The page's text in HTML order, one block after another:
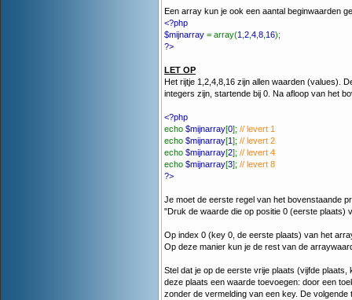
Een array kun je ook een aantal beginwaarden
<?php
$mijnarray = array(1 2 4 8 16);
?>
LET OP
Het rijtje 1,2,4,8,16 zijn allen waarden (values).
integers zijn, startende bij 0. Na afloop van het
<?php
echo $mijnarray[0]; // levert 1
echo $mijnarray[1]; // levert 2
echo $mijnarray[2]; // levert 4
echo $mijnarray[3]; // levert 8
?>
Je moet de eerste regel van het bovenstaande
"Druk de waarde die op positie 0 (eerste plaats)
Op index 0 (key 0, de eerste plaats) van het
Op deze manier kun je de rest van de
Stel dat je op de eerste vrije plaats (vijfde
deze plaats een waarde toevoegen: door een
zonder de vermelding van een key. De volgende